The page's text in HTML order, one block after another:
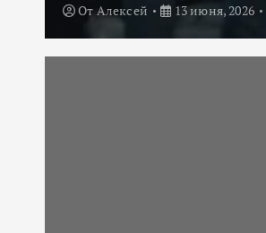
От Алексей 13 июня, 2026